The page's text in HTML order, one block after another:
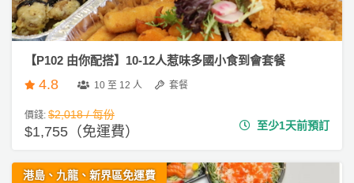
【P102 由你配搭】10-12人惹味多國小食到會套餐
4.8 10 至 12 人 套餐
價錢: $2,018 / 每份
$1,755（免運費） 至少1天前預訂
港島、九龍、新界區免運費